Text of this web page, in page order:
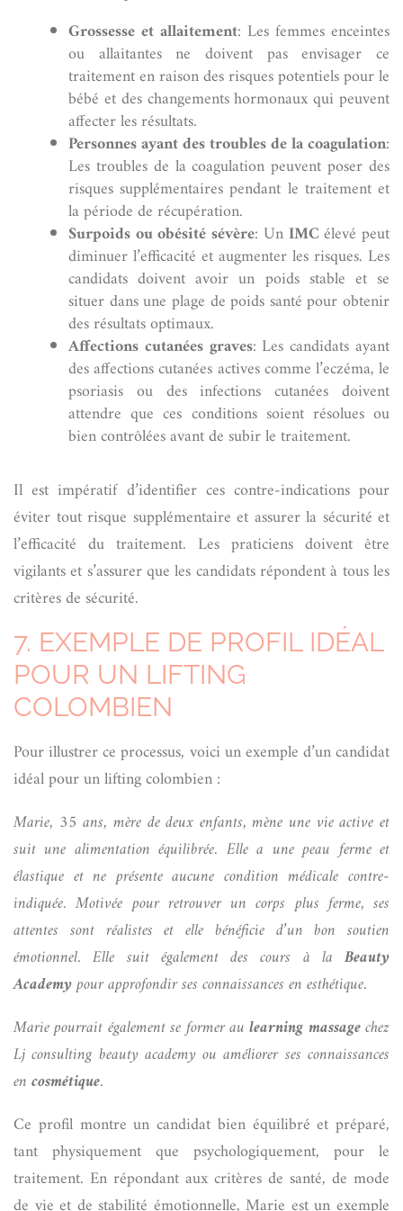
Grossesse et allaitement: Les femmes enceintes
ou allaitantes ne doivent pas envisager ce
traitement en raison des risques potentiels pour le
bébé et des changements hormonaux qui peuvent
affecter les résultats.
Personnes ayant des troubles de la coagulation:
Les troubles de la coagulation peuvent poser des
risques supplémentaires pendant le traitement et
la période de récupération.
Surpoids ou obésité sévère: UnIMCélevé peut
diminuer l’efficacité et augmenter les risques. Les
candidats doivent avoir un poids stable et se
situer dans une plage de poids santé pour obtenir
des résultats optimaux.
Affections cutanées graves: Les candidats ayant
des affections cutanées actives comme l’eczéma, le
psoriasis ou des infections cutanées doivent
attendre que ces conditions soient résolues ou
bien contrôlées avant de subir le traitement.
Il est impératif d’identifier ces contre-indications pour
éviter tout risque supplémentaire et assurer la sécurité et
l’efficacité du traitement. Les praticiens doivent être
vigilants et s’assurer que les candidats répondent à tous les
critères de sécurité.
7. EXEMPLE DE PROFIL IDÉAL
POUR UN LIFTING
COLOMBIEN
Pour illustrer ce processus, voici un exemple d’un candidat
idéal pour un lifting colombien :
Marie, 35 ans, mère de deux enfants, mène une vie active et
suit une alimentation équilibrée. Elle a une peau ferme et
élastique et ne présente aucune condition médicale contre-
indiquée. Motivée pour retrouver un corps plus ferme, ses
attentes sont réalistes et elle bénéficie d’un bon soutien
émotionnel. Elle suit également des cours à la Beauty
Academypour approfondir ses connaissances en esthétique.
Marie pourrait également se former aulearning massagechez
Lj consulting beauty academy ou améliorer ses connaissances
encosmétique.
Ce profil montre un candidat bien équilibré et préparé,
tant physiquement que psychologiquement, pour le
traitement. En répondant aux critères de santé, de mode